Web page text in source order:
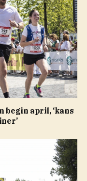
begin april, ‘kans